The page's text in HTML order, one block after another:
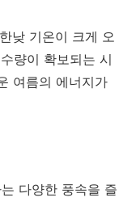
낮 기온이 크게 오
량이 확보되는 시
여름의 에너지가
다양한 풍속을 즐